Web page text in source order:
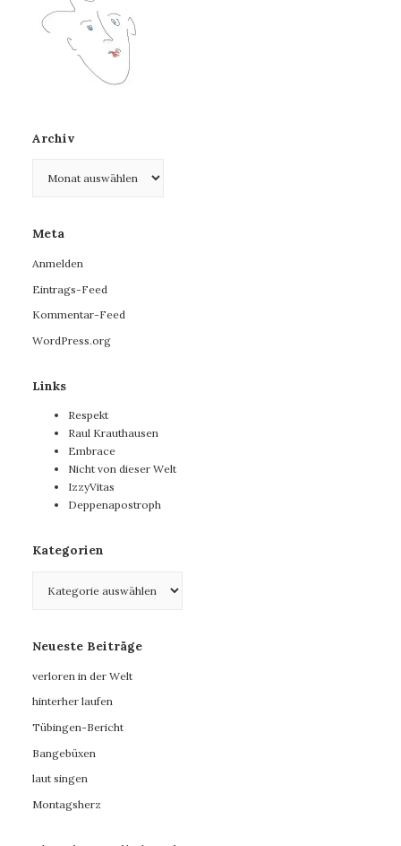
Archiv
Meta
Anmelden
Eintrags-Feed
Kommentar-Feed
WordPress.org
Links
Respekt
Raul Krauthausen
Embrace
Nicht von dieser Welt
IzzyVitas
Deppenapostroph
Kategorien
Neueste Beiträge
verloren in der Welt
hinterher laufen
Tübingen-Bericht
Bangebüxen
laut singen
Montagsherz